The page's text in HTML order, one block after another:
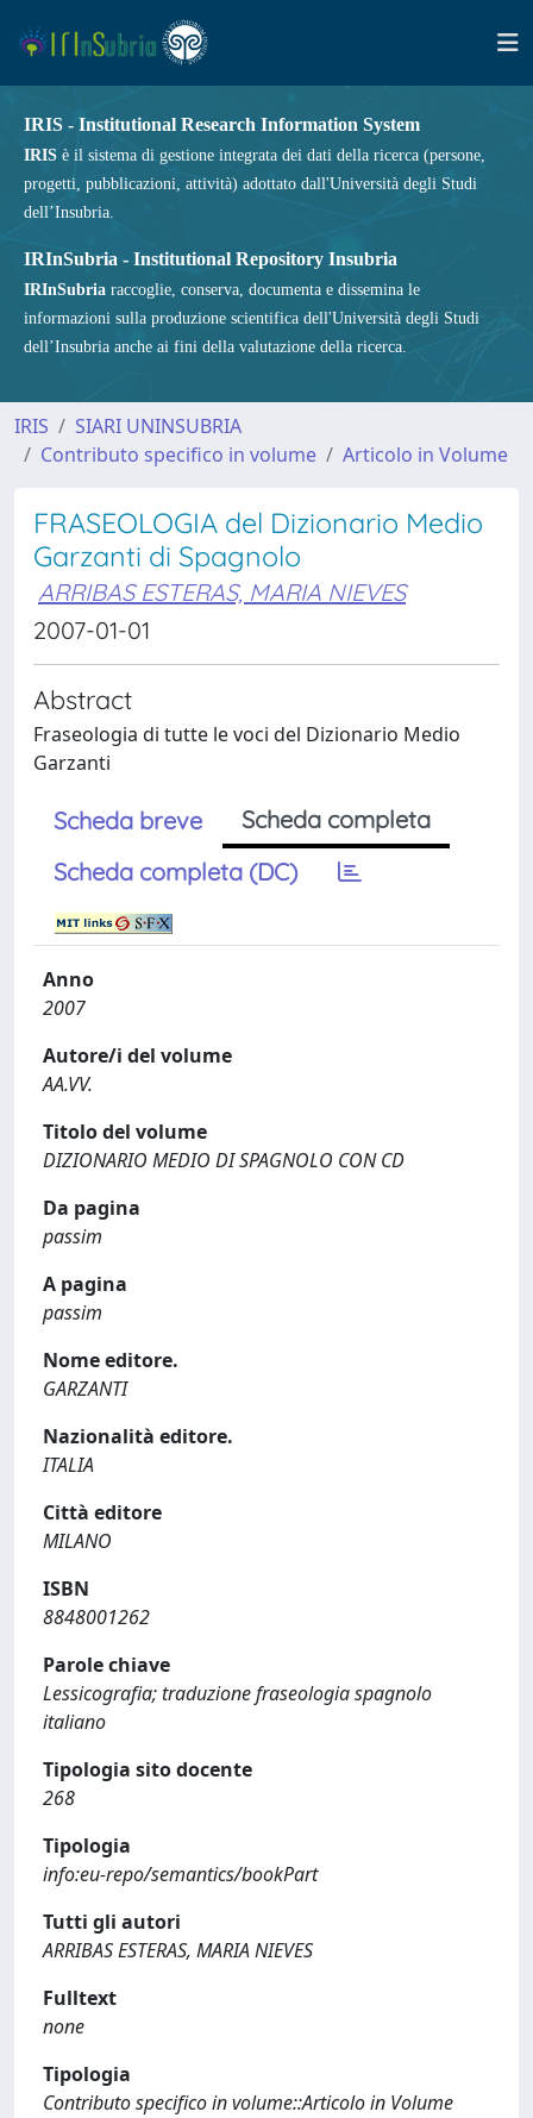
IRIS - Institutional Research Information System
IRIS è il sistema di gestione integrata dei dati della ricerca (persone,
progetti, pubblicazioni, attività) adottato dall'Università degli Studi
dell’Insubria.
IRInSubria - Institutional Repository Insubria
IRInSubria raccoglie, conserva, documenta e dissemina le
informazioni sulla produzione scientifica dell'Università degli Studi
dell’Insubria anche ai fini della valutazione della ricerca.
IRIS
SIARI UNINSUBRIA
Contributo specifico in volume
Articolo in Volume
FRASEOLOGIA del Dizionario Medio
Garzanti di Spagnolo
ARRIBAS ESTERAS, MARIA NIEVES
2007-01-01
Abstract
Fraseologia di tutte le voci del Dizionario Medio
Garzanti
Scheda breve
Scheda completa
Scheda completa (DC)
Anno
2007
Autore/i del volume
AA.VV.
Titolo del volume
DIZIONARIO MEDIO DI SPAGNOLO CON CD
Da pagina
passim
A pagina
passim
Nome editore.
GARZANTI
Nazionalità editore.
ITALIA
Città editore
MILANO
ISBN
8848001262
Parole chiave
Lessicografia; traduzione fraseologia spagnolo
italiano
Tipologia sito docente
268
Tipologia
info:eu-repo/semantics/bookPart
Tutti gli autori
ARRIBAS ESTERAS, MARIA NIEVES
Fulltext
none
Tipologia
Contributo specifico in volume::Articolo in Volume